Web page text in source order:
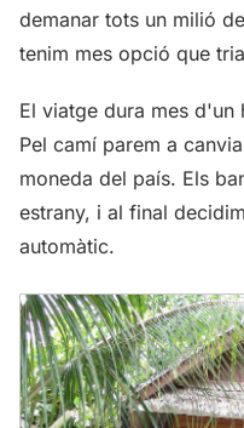
demanar tots un milió
tenim mes opció que
El viatge dura mes d'un
Pel camí parem a
moneda del país. Els
estrany, i al final
automàtic.